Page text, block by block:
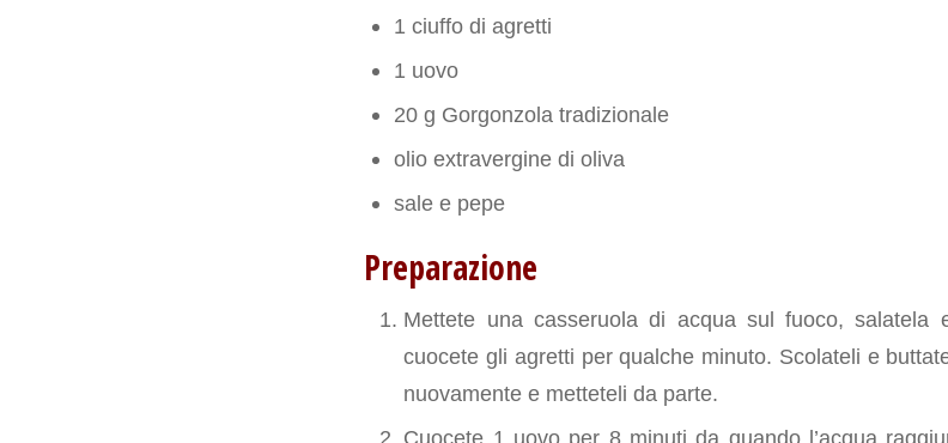
1 ciuffo di agretti
1 uovo
20 g Gorgonzola tradizionale
olio extravergine di oliva
sale e pepe
Preparazione
Mettete una casseruola di acqua sul fuoco, salatela
cuocete gli agretti per qualche minuto. Scolateli e
nuovamente e metteteli da parte.
Cuocete 1 uovo per 8 minuti da quando l’acqua